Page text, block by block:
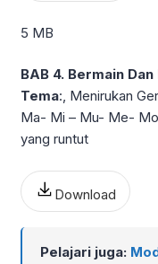
5 MB
BAB 4. Bermain
Tema:, Menirukan
Ma- Mi – Mu- Me-
yang runtut
Download
Pelajari juga: